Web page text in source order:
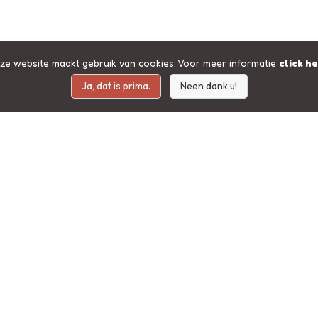
website maakt gebruik van cookies. Voor meer informatie click
Ja, dat is prima. Neen dank u!